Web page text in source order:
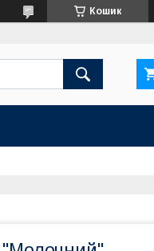
Кошик